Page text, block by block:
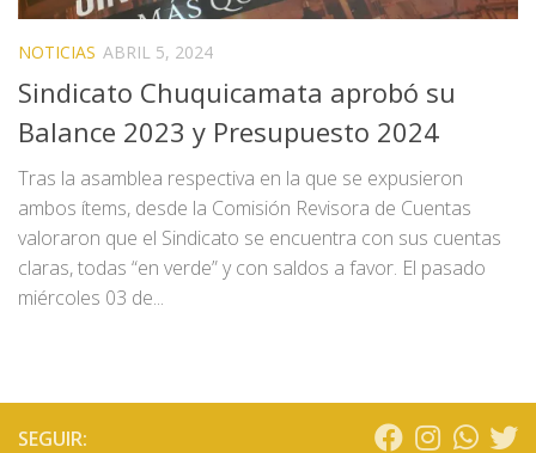
NOTICIAS ABRIL 5, 2024
Sindicato Chuquicamata aprobó su
Balance 2023 y Presupuesto 2024
Tras la asamblea respectiva en la que se expusieron
ambos ítems, desde la Comisión Revisora de Cuentas
valoraron que el Sindicato se encuentra con sus cuentas
claras, todas “en verde” y con saldos a favor. El pasado
miércoles 03 de...
SEGUIR: